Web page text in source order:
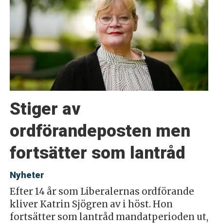
Stiger av
ordförandeposten men
fortsätter som lantråd
Nyheter
Efter 14 år som Liberalernas ordförande
kliver Katrin Sjögren av i höst. Hon
fortsätter som lantråd mandatperioden ut,